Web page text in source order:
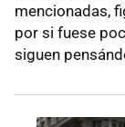
mencionadas,
por si fuese
siguen